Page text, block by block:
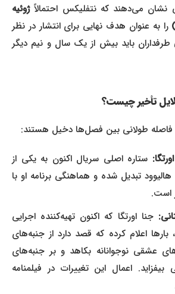
می‌دهند که نتفلیکس احتمالاًژوئیه
عنوان هدف نهایی برای انتشار در نظر
باید بیش از یک سال و نیم دیگر
تأخیر چیست؟
طولانی بین فصل‌ها دخیل هستند:
ستاره اصلی سریال اکنون به یکی از
تبدیل شده و هماهنگی برنامه او با
جنا اورتگا که اکنون تهیه‌کننده اجرایی
اعلام کرده که قصد دارد از جنبه‌های
عشقی نوجوانانه بکاهد و بر جنبه‌های
اعمال این تغییرات در فیلمنامه